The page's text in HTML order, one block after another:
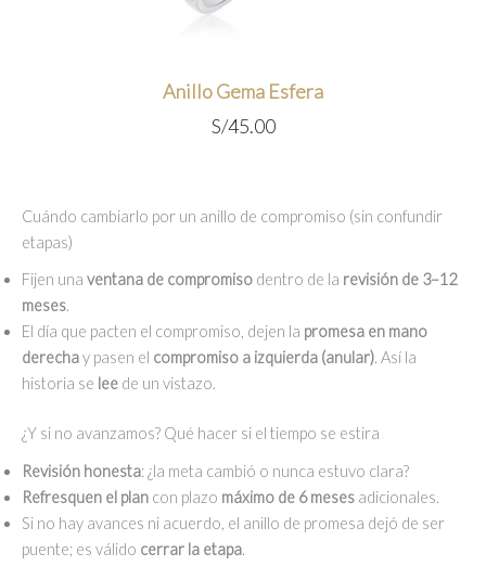
Anillo Gema Esfera
S/45.00
Cuándo cambiarlo por un anillo de compromiso (sin confundir
etapas)
Fijen una ventana de compromiso dentro de la revisión de 3–12
meses.
El día que pacten el compromiso, dejen la promesa en mano
derechay pasen el compromiso a izquierda (anular). Así la
historia se lee de un vistazo.
¿Y si no avanzamos? Qué hacer si el tiempo se estira
Revisión honesta: ¿la meta cambió o nunca estuvo clara?
Refresquen el plan con plazo máximo de 6 meses adicionales.
Si no hay avances ni acuerdo, el anillo de promesa dejó de ser
puente; es válido cerrar la etapa.